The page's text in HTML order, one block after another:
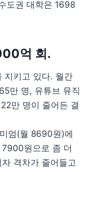
도권 대학은 1698
억 회.
지키고 있다. 월간
만 명, 유튜브 뮤직
만 명이 줄어든 결
엄(월 8690원)에
원으로 좀 더
격차가 줄어들고